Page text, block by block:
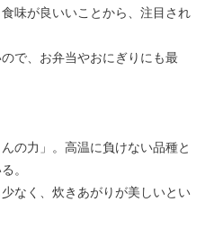
味が良いいことから、注目され
で、お弁当やおにぎりにも最
の力」。高温に負けない品種と
。
なく、炊きあがりが美しいとい